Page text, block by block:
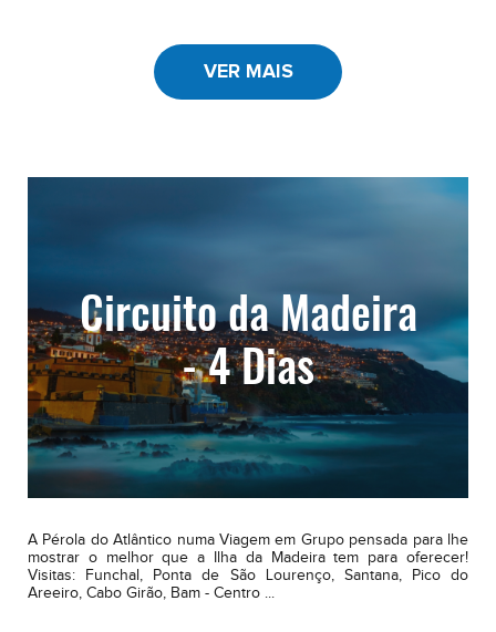
VER MAIS
Circuito da Madeira
- 4 Dias
A Pérola do Atlântico numa Viagem em Grupo pensada para lhe
mostrar o melhor que a Ilha da Madeira tem para oferecer!
Visitas: Funchal, Ponta de São Lourenço, Santana, Pico do
Areeiro, Cabo Girão, Bam - Centro ...